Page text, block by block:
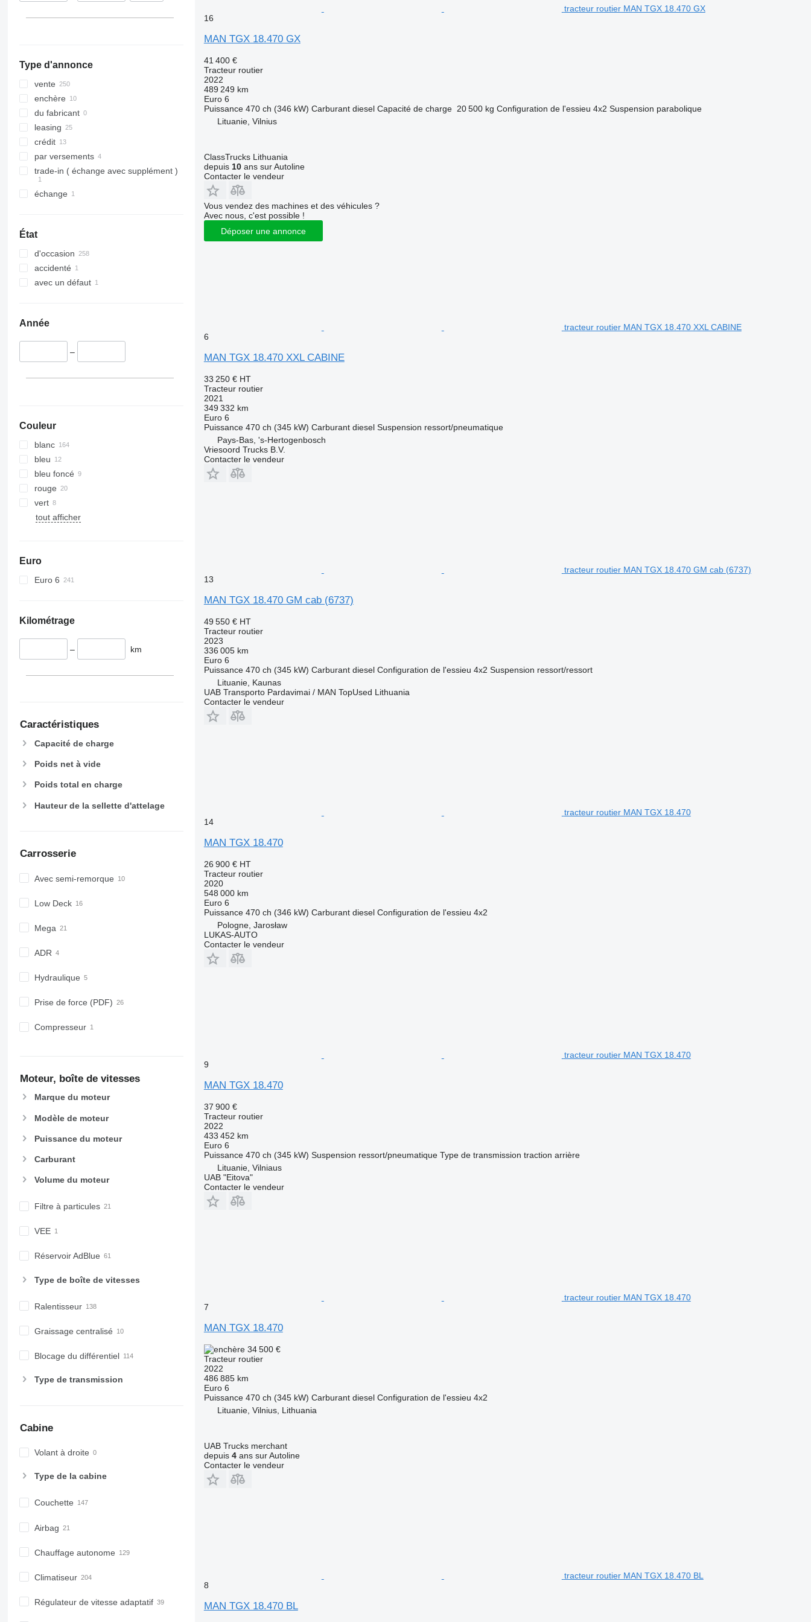
TGS 26.540
TGS 33.400
TGS 33.420
TGS 33.440
TGS 33.480
TGS 33.520
TGS 35.480
TGS 40.480
TGX 26.500
TGX 26.510
TGX 26.520
TGX 26.540
TGX 26.560
TGX 26.580
TGX 28.480
TGX 28.500
TGX 28.520
TGX 33.580
TGX 33.640
TGX 41.540
TGX 41.680
Type d'annonce
vente
enchère
du fabricant
leasing
crédit
par versements
trade-in ( échange avec supplément )
échange
État
d'occasion
accidenté
avec un défaut
Année
–
Couleur
blanc
bleu
bleu foncé
rouge
vert
tout afficher
Euro
Euro 6
Kilométrage
– km
Caractéristiques
Capacité de charge
Poids net à vide
Poids total en charge
Hauteur de la sellette d'attelage
Carrosserie
Avec semi-remorque
Low Deck
Mega
ADR
Hydraulique
Prise de force (PDF)
Compresseur
Moteur, boîte de vitesses
Marque du moteur
Modèle de moteur
Puissance du moteur
Carburant
Volume du moteur
Filtre à particules
VEE
Réservoir AdBlue
Type de boîte de vitesses
Ralentisseur
Graissage centralisé
Blocage du différentiel
Type de transmission
Cabine
Volant à droite
Type de la cabine
Couchette
Airbag
Chauffage autonome
Climatiseur
Régulateur de vitesse adaptatif
tracteur routier MAN TGX 18.470 GX
16
MAN TGX 18.470 GX
41 400 €
Tracteur routier
2022
489 249 km
Euro 6
Puissance 470 ch (346 kW) Carburant diesel Capacité de charge 20 500 kg Configuration de l'essieu 4x2 Suspension parabolique
Lituanie, Vilnius
ClassTrucks Lithuania
depuis 10ans sur Autoline
Contacter le vendeur
Vous vendez des machines et des véhicules ?
Avec nous, c'est possible !
Déposer une annonce
tracteur routier MAN TGX 18.470 XXL CABINE
6
MAN TGX 18.470 XXL CABINE
33 250 € HT
Tracteur routier
2021
349 332 km
Euro 6
Puissance 470 ch (345 kW) Carburant diesel Suspension ressort/pneumatique
Pays-Bas, 's-Hertogenbosch
Vriesoord Trucks B.V.
Contacter le vendeur
tracteur routier MAN TGX 18.470 GM cab (6737)
13
MAN TGX 18.470 GM cab (6737)
49 550 € HT
Tracteur routier
2023
336 005 km
Euro 6
Puissance 470 ch (345 kW) Carburant diesel Configuration de l'essieu 4x2 Suspension ressort/ressort
Lituanie, Kaunas
UAB Transporto Pardavimai / MAN TopUsed Lithuania
Contacter le vendeur
tracteur routier MAN TGX 18.470
14
MAN TGX 18.470
26 900 € HT
Tracteur routier
2020
548 000 km
Euro 6
Puissance 470 ch (346 kW) Carburant diesel Configuration de l'essieu 4x2
Pologne, Jarosław
LUKAS-AUTO
Contacter le vendeur
tracteur routier MAN TGX 18.470
9
MAN TGX 18.470
37 900 €
Tracteur routier
2022
433 452 km
Euro 6
Puissance 470 ch (345 kW) Suspension ressort/pneumatique Type de transmission traction arrière
Lituanie, Vilniaus
UAB "Eitova"
Contacter le vendeur
tracteur routier MAN TGX 18.470
7
MAN TGX 18.470
34 500 €
Tracteur routier
2022
486 885 km
Euro 6
Puissance 470 ch (345 kW) Carburant diesel Configuration de l'essieu 4x2
Lituanie, Vilnius, Lithuania
UAB Trucks merchant
depuis 4ans sur Autoline
Contacter le vendeur
tracteur routier MAN TGX 18.470 BL
8
MAN TGX 18.470 BL